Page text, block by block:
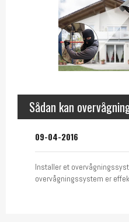
Sådan kan
09-04-2016
Installer et
overvågningssystem er